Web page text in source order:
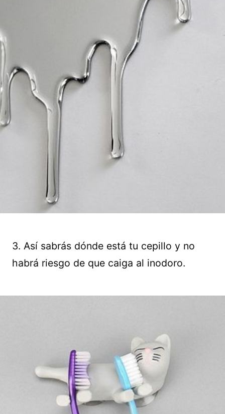
3. Así sabrás dónde está tu cepillo y no
habrá riesgo de que caiga al inodoro.